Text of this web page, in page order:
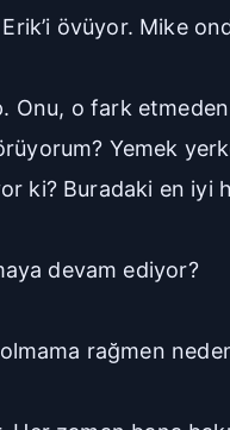
Erik’i övüyor. Mike
Onu, o fark
Yemek
ki? Buradaki en iyi
devam ediyor?
rağmen